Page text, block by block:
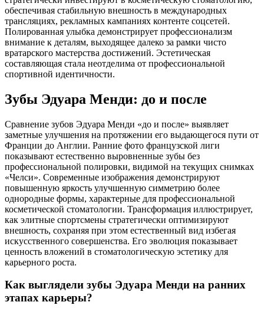
обеспечивая стабильную внешность в международных
трансляциях, рекламных кампаниях контенте соцсетей.
Полированная улыбка демонстрирует профессионализм
внимание к деталям, выходящее далеко за рамки чисто
вратарского мастерства достижений. Эстетическая
составляющая стала неотделима от профессиональной
спортивной идентичности.
Зубы Эдуара Менди: до и после
Сравнение зубов Эдуара Менди «до и после» выявляет
заметные улучшения на протяжении его выдающегося пути от
Франции до Англии. Ранние фото французской лиги
показывают естественно выровненные зубы без
профессиональной полировки, видимой на текущих снимках
«Челси». Современные изображения демонстрируют
повышенную яркость улучшенную симметрию более
однородные формы, характерные для профессиональной
косметической стоматологии. Трансформация иллюстрирует,
как элитные спортсмены стратегически оптимизируют
внешность, сохраняя при этом естественный вид избегая
искусственного совершенства. Его эволюция показывает
ценность вложений в стоматологическую эстетику для
карьерного роста.
Как выглядели зубы Эдуара Менди на ранних
этапах карьеры?